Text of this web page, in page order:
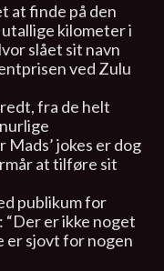
at finde på den
kilometer i
slået sit navn
ved Zulu
fra de helt
jokes er dog
at tilføre sit
publikum for
“Der er ikke noget
er sjovt for nogen